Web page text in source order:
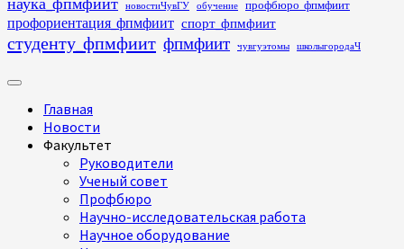
новостиЧувГУ обучение профбюро_фпмфиит
профориентация_фпмфиит спорт_фпмфиит
студенту_фпмфиит фпмфиит чувгуэтомы школыгородаЧ
Основное
Главная
Новости
Факультет
Руководители
Ученый совет
Профбюро
Научно-исследовательская работа
Научное оборудование